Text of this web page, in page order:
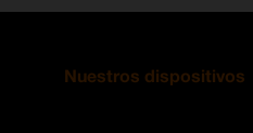
Nuestros dispositivos